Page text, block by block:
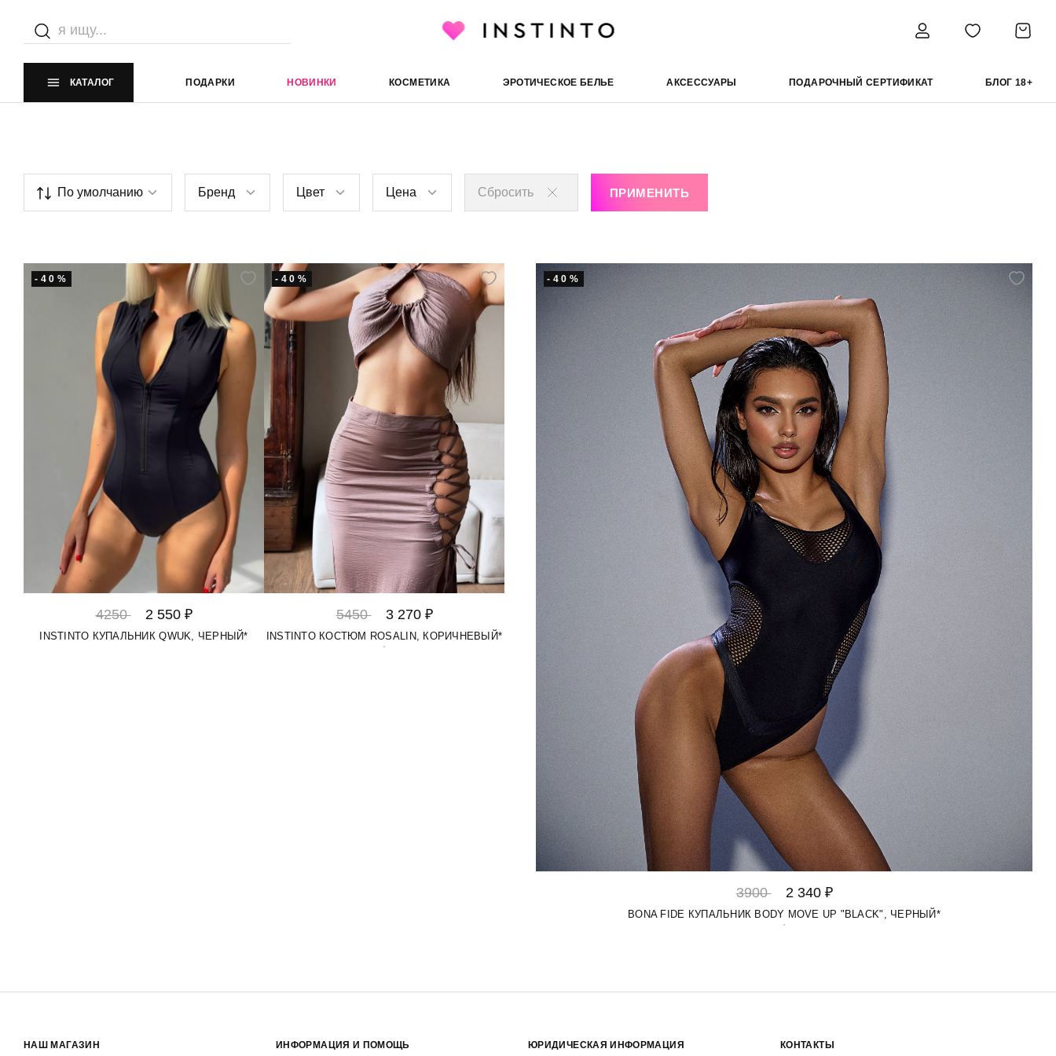
КАТАЛОГ ПОДАРКИ НОВИНКИ КОСМЕТИКА ЭРОТИЧЕСКОЕ БЕЛЬЕ АКСЕССУАРЫ ПОДАРОЧНЫЙ СЕРТИФИКАТ БЛОГ 18+
Главная страница
Купальники
По умолчанию Бренд Цвет Цена Сбросить ПРИМЕНИТЬ
4250 2 550 ₽
INSTINTO КУПАЛЬНИК QWUK, ЧЕРНЫЙ*
-40%
5450 3 270 ₽
INSTINTO КОСТЮМ ROSALIN, КОРИЧНЕВЫЙ*
-40%
3900 2 340 ₽
BONA FIDE КУПАЛЬНИК BODY MOVE UP "BLACK", ЧЕРНЫЙ*
-40%
НАШ МАГАЗИН ИНФОРМАЦИЯ И ПОМОЩЬ ЮРИДИЧЕСКАЯ ИНФОРМАЦИЯ КОНТАКТЫ